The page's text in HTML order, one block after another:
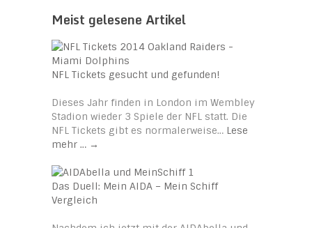
Meist gelesene Artikel
NFL Tickets gesucht und gefunden!
Dieses Jahr finden in London im Wembley
Stadion wieder 3 Spiele der NFL statt. Die
NFL Tickets gibt es normalerweise… Lese
mehr … →
Das Duell: Mein AIDA – Mein Schiff
Vergleich